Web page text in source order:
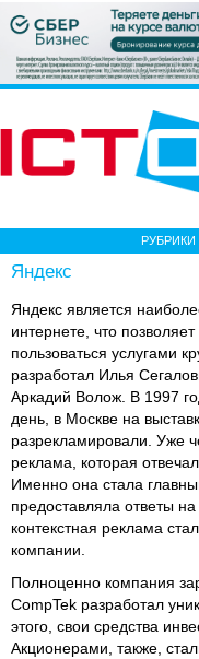
РУБРИКИ
Яндекс
Яндекс является
интернете, что
пользоваться услугами
разработал Илья
Аркадий Волож. В 1997
день, в Москве на
разрекламировали. Уже
реклама, которая
Именно она стала
предоставляла ответы
контекстная реклама
компании.
Полноценно компания
CompTek разработал
этого, свои средства
Акционерами, также,